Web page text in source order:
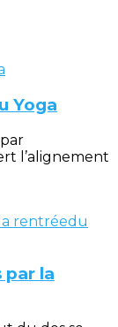
Yoga
l’alignement
par la